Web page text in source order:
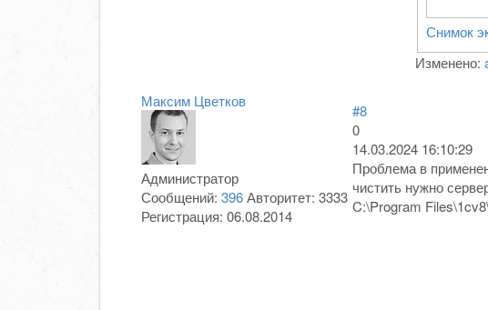
Снимок
Изменено:
Максим Цветков
Администратор
Сообщений: 396 Авторитет: 3333
Регистрация: 06.08.2014
#8
0
14.03.2024 16:10:29
Проблема в
чистить нужно
C:\Program